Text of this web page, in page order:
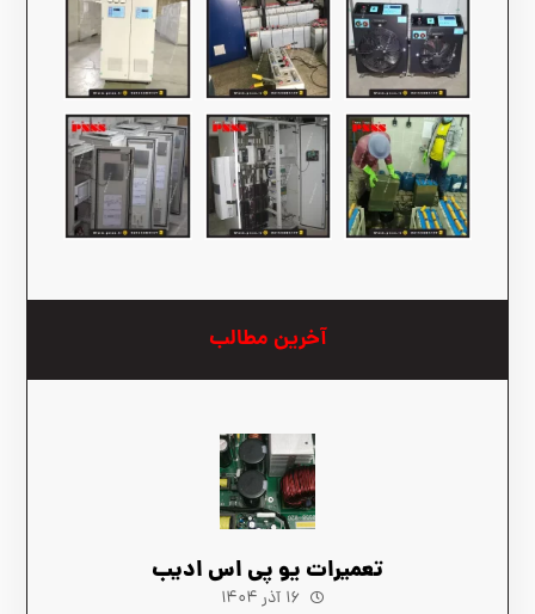
آخرین مطالب
تعمیرات یو پی اس ادیب
۱۶ آذر ۱۴۰۴